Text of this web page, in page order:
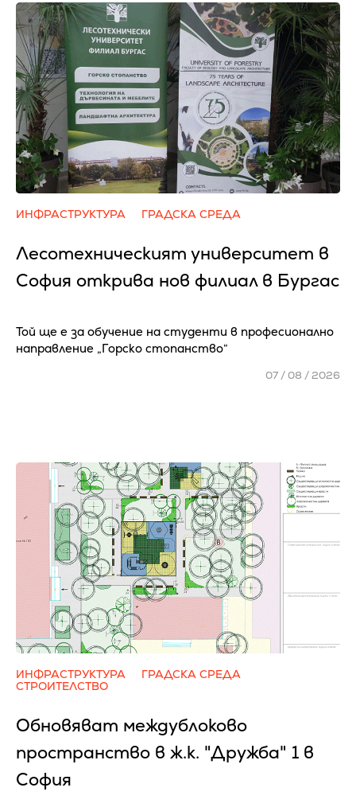
ИНФРАСТРУКТУРА ГРАДСКА СРЕДА
Лесотехническият университет в
София открива нов филиал в Бургас
Той ще е за обучение на студенти в професионално
направление „Горско стопанство“
07 / 08 / 2026
ИНФРАСТРУКТУРА
ГРАДСКА СРЕДА
СТРОИТЕЛСТВО
Обновяват междублоково
пространство в ж.к. "Дружба" 1 в
София